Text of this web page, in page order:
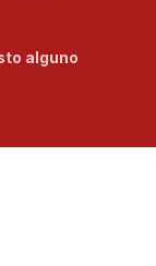
alguno